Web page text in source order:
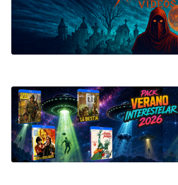
Bluray
Clasificada S
artwork
fantaterror
Jesús Franco